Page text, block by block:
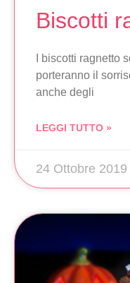
Biscotti
I biscotti ragnetto
porteranno il
anche degli
LEGGI TUTTO »
24 Ottobre 2019